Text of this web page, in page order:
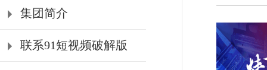
集团简介
联系91短视频破解版